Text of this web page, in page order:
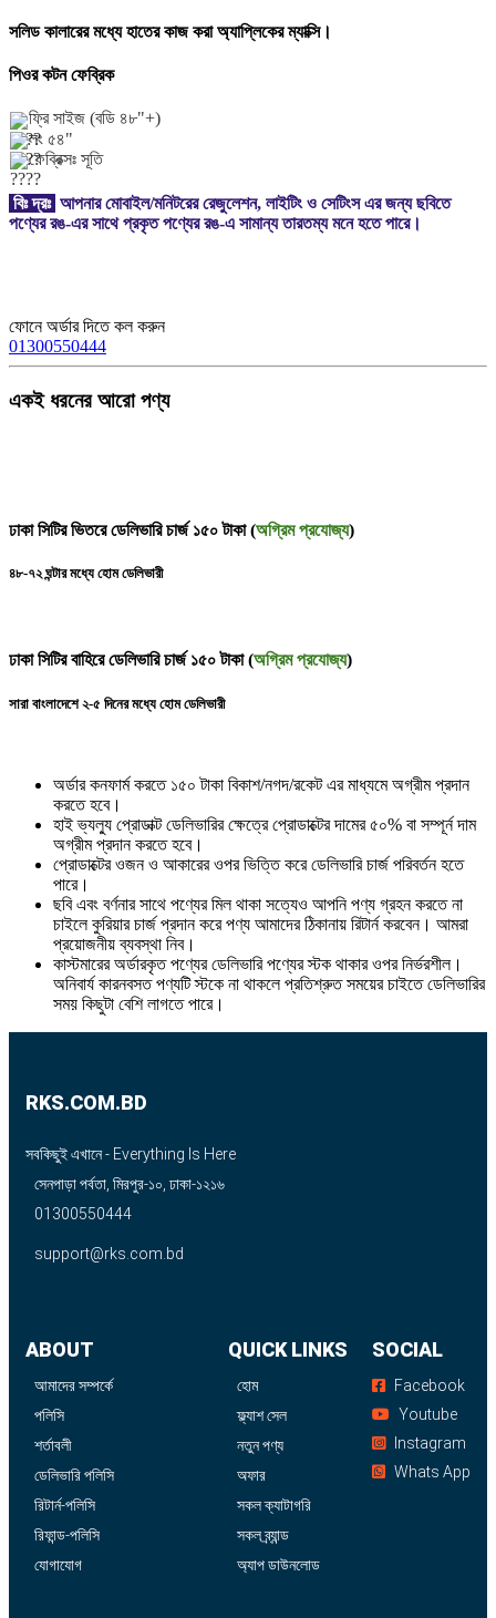
সলিড কালারের মধ্যে হাতের কাজ করা অ্যাপ্লিকের ম্যাক্সি।
পিওর কটন ফেব্রিক
ফ্রি সাইজ (বডি ৪৮"+)
লং ৫৪"
ফেব্রিক্সঃ সূতি
বিঃ দ্রঃ আপনার মোবাইল/মনিটরের রেজুলেশন, লাইটিং ও সেটিংস এর জন্য ছবিতে
পণ্যের রঙ-এর সাথে প্রকৃত পণ্যের রঙ-এ সামান্য তারতম্য মনে হতে পারে।
ফোনে অর্ডার দিতে কল করুন
01300550444
একই ধরনের আরো পণ্য
ঢাকা সিটির ভিতরে ডেলিভারি চার্জ ১৫০ টাকা (অগ্রিম প্রযোজ্য)
৪৮-৭২ ঘন্টার মধ্যে হোম ডেলিভারী
ঢাকা সিটির বাহিরে ডেলিভারি চার্জ ১৫০ টাকা (অগ্রিম প্রযোজ্য)
সারা বাংলাদেশে ২-৫ দিনের মধ্যে হোম ডেলিভারী
অর্ডার কনফার্ম করতে ১৫০ টাকা বিকাশ/নগদ/রকেট এর মাধ্যমে অগ্রীম প্রদান
করতে হবে।
হাই ভ্যল্যু প্রোডাক্ট ডেলিভারির ক্ষেত্রে প্রোডাক্টের দামের ৫০% বা সম্পূর্ন দাম
অগ্রীম প্রদান করতে হবে।
প্রোডাক্টের ওজন ও আকারের ওপর ভিত্তি করে ডেলিভারি চার্জ পরিবর্তন হতে
পারে।
ছবি এবং বর্ণনার সাথে পণ্যের মিল থাকা সত্যেও আপনি পণ্য গ্রহন করতে না
চাইলে কুরিয়ার চার্জ প্রদান করে পণ্য আমাদের ঠিকানায় রিটার্ন করবেন। আমরা
প্রয়োজনীয় ব্যবস্থা নিব।
কাস্টমারের অর্ডারকৃত পণ্যের ডেলিভারি পণ্যের স্টক থাকার ওপর নির্ভরশীল।
অনিবার্য কারনবসত পণ্যটি স্টকে না থাকলে প্রতিশ্রুত সময়ের চাইতে ডেলিভারির
সময় কিছুটা বেশি লাগতে পারে।
RKS.COM.BD
সবকিছুই এখানে - Everything Is Here
সেনপাড়া পর্বতা, মিরপুর-১০, ঢাকা-১২১৬
01300550444
support@rks.com.bd
ABOUT
আমাদের সম্পর্কে
পলিসি
শর্তাবলী
ডেলিভারি পলিসি
রিটার্ন-পলিসি
রিফান্ড-পলিসি
যোগাযোগ
QUICK LINKS
হোম
ফ্ল্যাশ সেল
নতুন পণ্য
অফার
সকল ক্যাটাগরি
সকল ব্র্যান্ড
অ্যাপ ডাউনলোড
SOCIAL
Facebook
Youtube
Instagram
Whats App